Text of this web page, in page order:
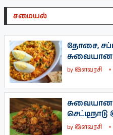
சமையல்
தோசை,
சுவையான
byஇளவரசி
சுவையான
byஇளவரசி